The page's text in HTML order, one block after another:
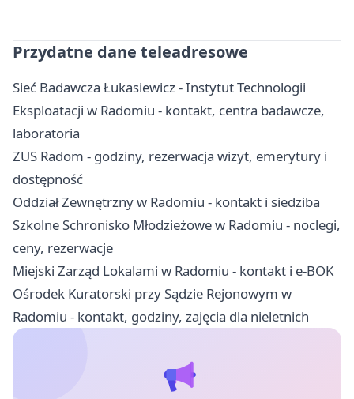
Przydatne dane teleadresowe
Sieć Badawcza Łukasiewicz - Instytut Technologii
Eksploatacji w Radomiu - kontakt, centra badawcze,
laboratoria
ZUS Radom - godziny, rezerwacja wizyt, emerytury i
dostępność
Oddział Zewnętrzny w Radomiu - kontakt i siedziba
Szkolne Schronisko Młodzieżowe w Radomiu - noclegi,
ceny, rezerwacje
Miejski Zarząd Lokalami w Radomiu - kontakt i e-BOK
Ośrodek Kuratorski przy Sądzie Rejonowym w
Radomiu - kontakt, godziny, zajęcia dla nieletnich